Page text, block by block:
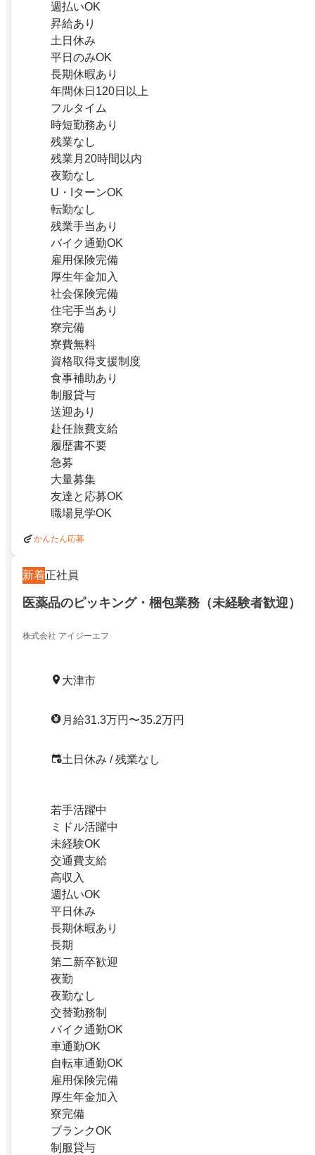
週払いOK
昇給あり
土日休み
平日のみOK
長期休暇あり
年間休日120日以上
フルタイム
時短勤務あり
残業なし
残業月20時間以内
夜勤なし
U・IターンOK
転勤なし
残業手当あり
バイク通勤OK
雇用保険完備
厚生年金加入
社会保険完備
住宅手当あり
寮完備
寮費無料
資格取得支援制度
食事補助あり
制服貸与
送迎あり
赴任旅費支給
履歴書不要
急募
大量募集
友達と応募OK
職場見学OK
かんたん応募
新着正社員
医薬品のピッキング・梱包業務（未経験者歓迎）
株式会社 アイジーエフ
大津市
月給31.3万円〜35.2万円
土日休み / 残業なし
若手活躍中
ミドル活躍中
未経験OK
交通費支給
高収入
週払いOK
平日休み
長期休暇あり
長期
第二新卒歓迎
夜勤
夜勤なし
交替勤務制
バイク通勤OK
車通勤OK
自転車通勤OK
雇用保険完備
厚生年金加入
寮完備
ブランクOK
制服貸与